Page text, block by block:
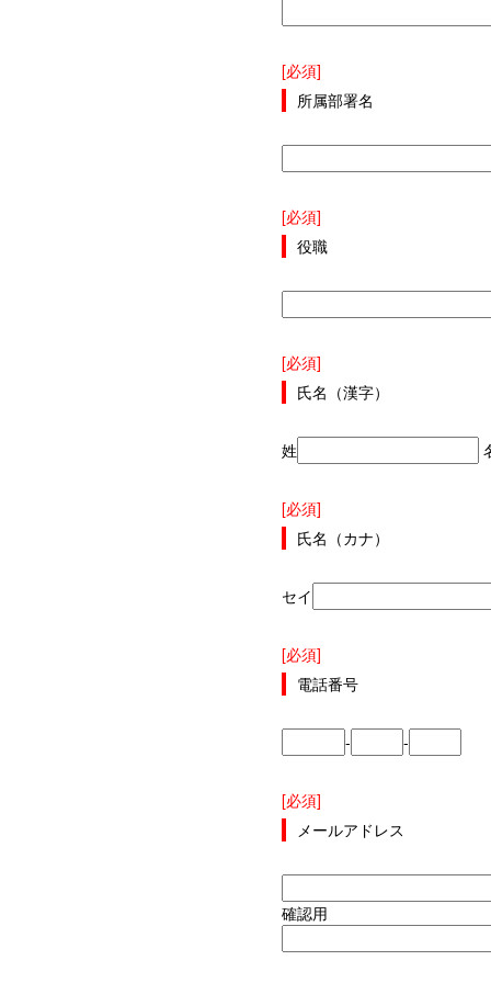
[必須]
所属部署名
[必須]
役職
[必須]
氏名（漢字）
姓
[必須]
氏名（カナ）
セイ
[必須]
電話番号
- -
[必須]
メールアドレス
確認用